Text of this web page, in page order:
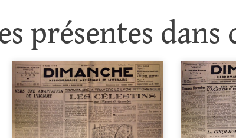
présentes dans